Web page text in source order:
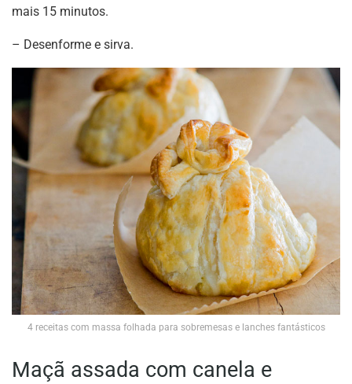
mais 15 minutos.
– Desenforme e sirva.
4 receitas com massa folhada para sobremesas e lanches fantásticos
Maçã assada com canela e